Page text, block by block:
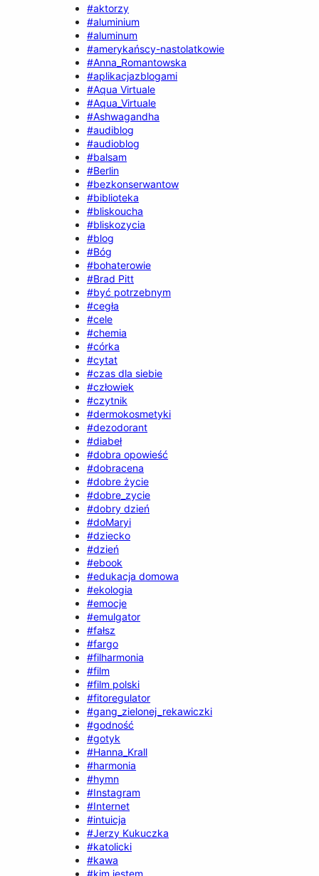
#aktorzy
#aluminium
#aluminum
#amerykańscy-nastolatkowie
#Anna_Romantowska
#aplikacjazblogami
#Aqua Virtuale
#Aqua_Virtuale
#Ashwagandha
#audiblog
#audioblog
#balsam
#Berlin
#bezkonserwantow
#biblioteka
#bliskoucha
#bliskozycia
#blog
#Bóg
#bohaterowie
#Brad Pitt
#być potrzebnym
#cegła
#cele
#chemia
#córka
#cytat
#czas dla siebie
#człowiek
#czytnik
#dermokosmetyki
#dezodorant
#diabeł
#dobra opowieść
#dobracena
#dobre życie
#dobre_zycie
#dobry dzień
#doMaryi
#dziecko
#dzień
#ebook
#edukacja domowa
#ekologia
#emocje
#emulgator
#fałsz
#fargo
#filharmonia
#film
#film polski
#fitoregulator
#gang_zielonej_rekawiczki
#godność
#gotyk
#Hanna_Krall
#harmonia
#hymn
#Instagram
#Internet
#intuicja
#Jerzy Kukuczka
#katolicki
#kawa
#kim jestem